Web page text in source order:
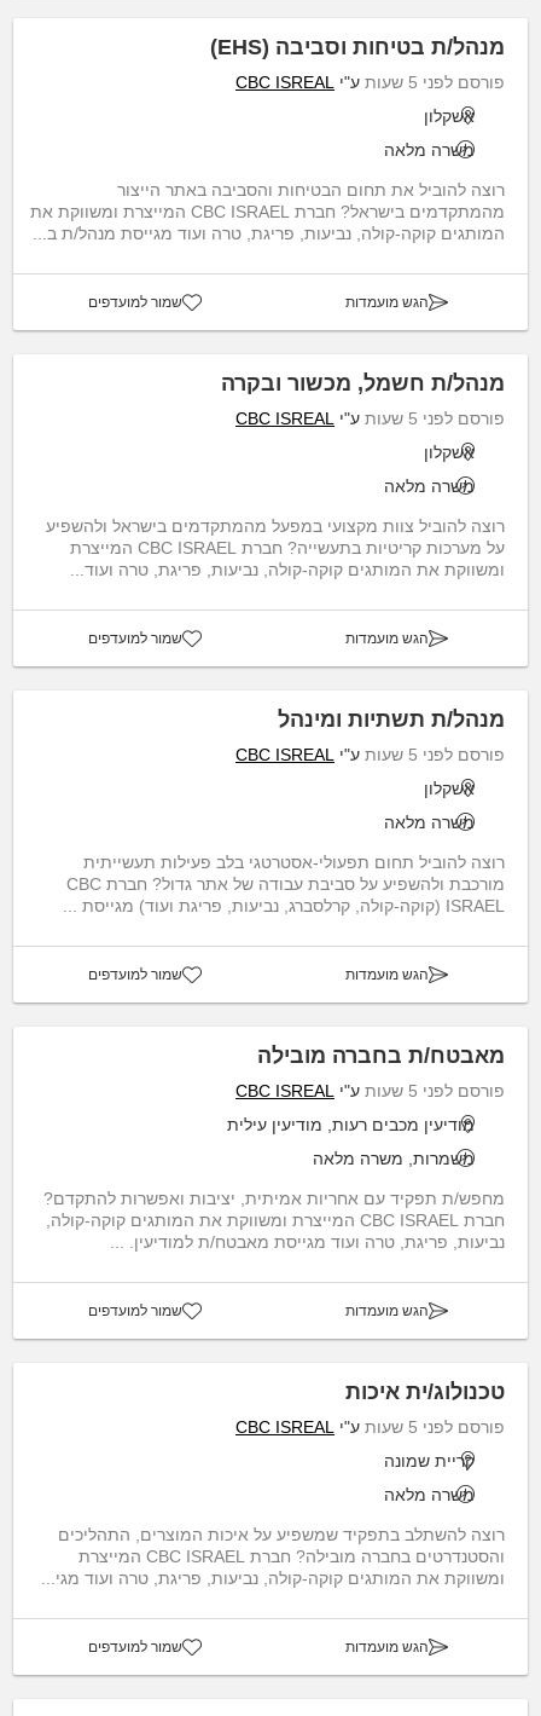
מנהל/ת בטיחות וסביבה (EHS)
פורסם לפני 5 שעות ע"י
CBC ISREAL
אשקלון
משרה מלאה
רוצה להוביל את תחום הבטיחות והסביבה באתר הייצור
מהמתקדמים בישראל? חברת CBC ISRAEL המייצרת ומשווקת את
המותגים קוקה-קולה, נביעות, פריגת, טרה ועוד מגייסת מנהל/ת ב...
הגש מועמדות שמור למועדפים
מנהל/ת חשמל, מכשור ובקרה
פורסם לפני 5 שעות ע"י
CBC ISREAL
אשקלון
משרה מלאה
רוצה להוביל צוות מקצועי במפעל מהמתקדמים בישראל ולהשפיע
על מערכות קריטיות בתעשייה? חברת CBC ISRAEL המייצרת
ומשווקת את המותגים קוקה-קולה, נביעות, פריגת, טרה ועוד...
הגש מועמדות שמור למועדפים
מנהל/ת תשתיות ומינהל
פורסם לפני 5 שעות ע"י
CBC ISREAL
אשקלון
משרה מלאה
רוצה להוביל תחום תפעולי-אסטרטגי בלב פעילות תעשייתית
מורכבת ולהשפיע על סביבת עבודה של אתר גדול? חברת CBC
ISRAEL (קוקה-קולה, קרלסברג, נביעות, פריגת ועוד) מגייסת ...
הגש מועמדות שמור למועדפים
מאבטח/ת בחברה מובילה
פורסם לפני 5 שעות ע"י
CBC ISREAL
מודיעין מכבים רעות, מודיעין עילית
משמרות, משרה מלאה
מחפש/ת תפקיד עם אחריות אמיתית, יציבות ואפשרות להתקדם?
חברת CBC ISRAEL המייצרת ומשווקת את המותגים קוקה-קולה,
נביעות, פריגת, טרה ועוד מגייסת מאבטח/ת למודיעין. ...
הגש מועמדות שמור למועדפים
טכנולוג/ית איכות
פורסם לפני 5 שעות ע"י
CBC ISREAL
קריית שמונה
משרה מלאה
רוצה להשתלב בתפקיד שמשפיע על איכות המוצרים, התהליכים
והסטנדרטים בחברה מובילה? חברת CBC ISRAEL המייצרת
ומשווקת את המותגים קוקה-קולה, נביעות, פריגת, טרה ועוד מגי...
הגש מועמדות שמור למועדפים